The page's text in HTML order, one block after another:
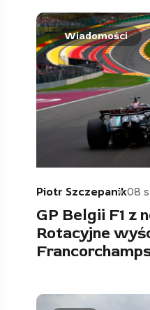
Wiadomości
Piotr Szczepanik08
GP Belgii F1 z
Rotacyjne